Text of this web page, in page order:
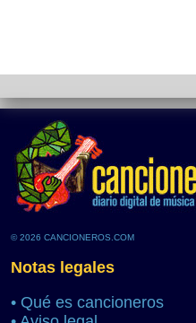
© 2026 CANCIONEROS.COM
Notas legales
• Qué es cancioneros